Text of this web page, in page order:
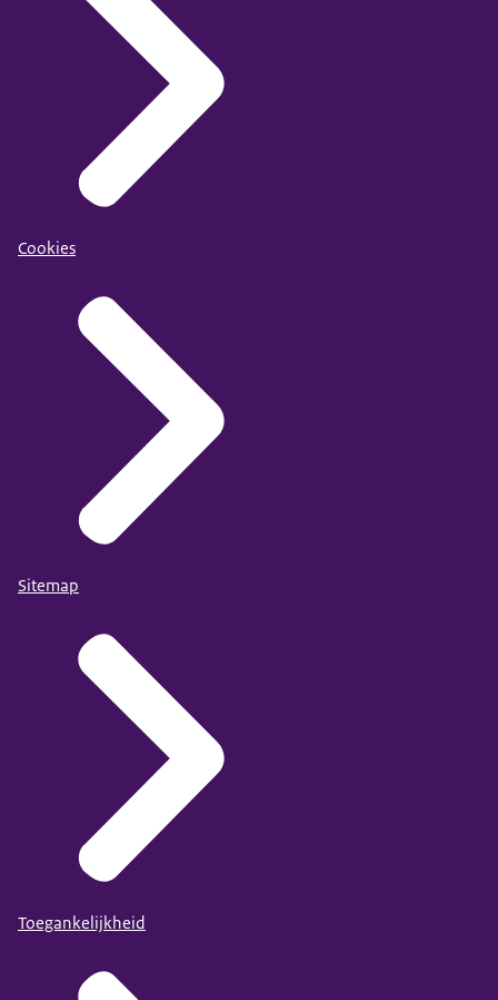
Cookies
Sitemap
Toegankelijkheid